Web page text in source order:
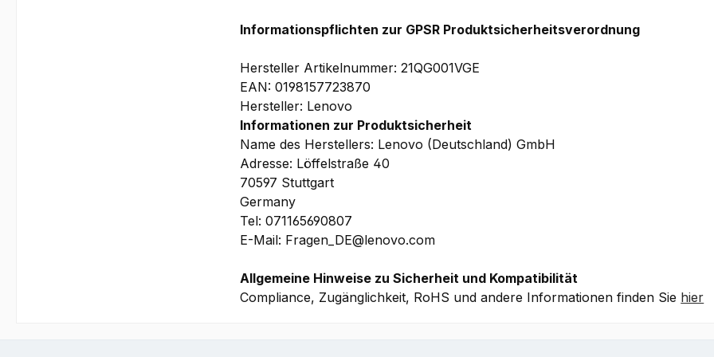
Garantie:
(beinhaltet u.a. priorisierten Vor Ort Service)
Akku
Bilder und technische Details ohne Gewähr.
Informationspflichten zur GPSR Produktsicherheitsverordnung
Hersteller Artikelnummer: 21QG001VGE
EAN: 0198157723870
Hersteller: Lenovo
Informationen zur Produktsicherheit
Name des Herstellers: Lenovo (Deutschland) GmbH
Adresse: Löffelstraße 40
70597 Stuttgart
Germany
Tel: 071165690807
E-Mail: Fragen_DE@lenovo.com
Allgemeine Hinweise zu Sicherheit und Kompatibilität
Compliance, Zugänglichkeit, RoHS und andere Informationen finden Sie hier